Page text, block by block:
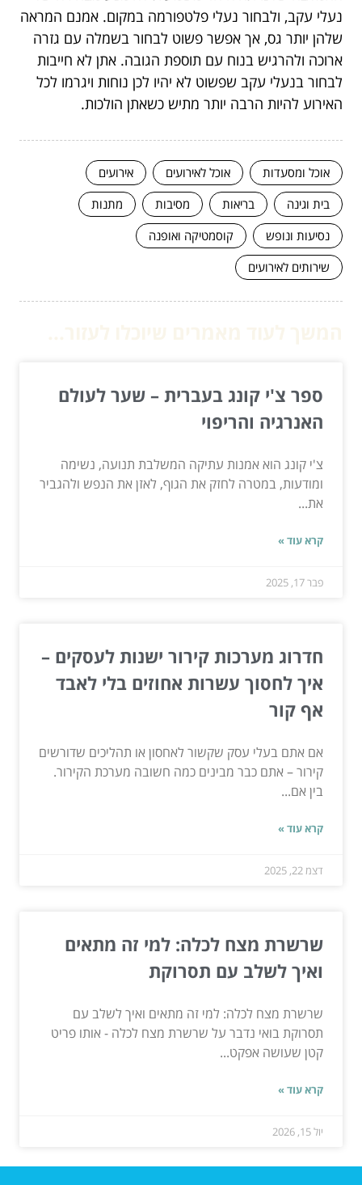
נעלי עקב, ולבחור נעלי פלטפורמה במקום. אמנם המראה
שלהן יותר גס, אך אפשר פשוט לבחור בשמלה עם גזרה
ארוכה ולהרגיש בנוח עם תוספת הגובה. אתן לא חייבות
לבחור בנעלי עקב שפשוט לא יהיו לכן נוחות ויגרמו לכל
האירוע להיות הרבה יותר מתיש כשאתן הולכות.
אוכל ומסעדות אוכל לאירועים
אירועים
בית וגינה
בריאות מסיבות
מתנות
נסיעות ונופש
קוסמטיקה ואופנה
שירותים לאירועים
ספר צ'י קונג בעברית – שער לעולם
האנרגיה והריפוי
צ'י קונג הוא אמנות עתיקה המשלבת תנועה, נשימה
ומודעות, במטרה לחזק את הגוף, לאזן את הנפש ולהגביר
את...
קרא עוד »
פבר 17, 2025
חדרוג מערכות קירור ישנות לעסקים –
איך לחסוך עשרות אחוזים בלי לאבד
אף קור
אם אתם בעלי עסק שקשור לאחסון או תהליכים שדורשים
קירור – אתם כבר מבינים כמה חשובה מערכת הקירור.
בין אם...
קרא עוד »
דצמ 22, 2025
שרשרת מצח לכלה: למי זה מתאים
ואיך לשלב עם תסרוקת
שרשרת מצח לכלה: למי זה מתאים ואיך לשלב עם
תסרוקת בואי נדבר על שרשרת מצח לכלה - אותו פריט
קטן שעושה אפקט...
קרא עוד »
יול 15, 2026